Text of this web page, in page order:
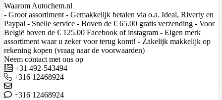
Waarom Autochem.nl
- Groot assortiment - Gemakkelijk betalen via o.a. Ideal, Riverty en
Paypal - Snelle service - Boven de € 65.00 gratis verzending - Voor
België boven de € 125.00 Facebook of instagram - Eigen merk
assortiment waar u zeker voor terug komt! - Zakelijk makkelijk op
rekening kopen (vraag naar de voorwaarden)
Neem contact met ons op
+31 492-543494
+316 12468924
+316 12468924